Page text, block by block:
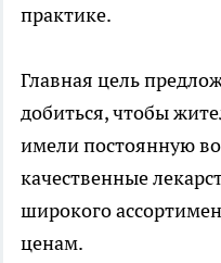
практике.
Главная цель
добиться, чтобы
имели постоянную
качественные
широкого
ценам.